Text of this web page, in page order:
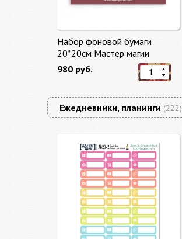
Набор фоновой бумаги
20*20см Мастер магии
"Master of Magic" 10 листов +
бонус от Stamperia
980 руб.
Ежедневники, планинги (222)